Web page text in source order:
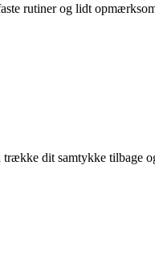
rutiner og lidt
dit samtykke tilbage